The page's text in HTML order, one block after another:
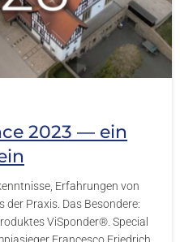
-
2023 — ein
Erfahrungen von
Praxis. Das Besondere:
ViSponder®️. Special